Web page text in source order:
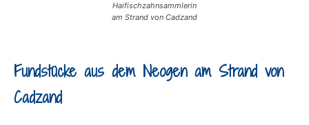
Haifischzahnsammlerin
am Strand von Cadzand
Fundstücke aus dem Neogen am Strand von
Cadzand